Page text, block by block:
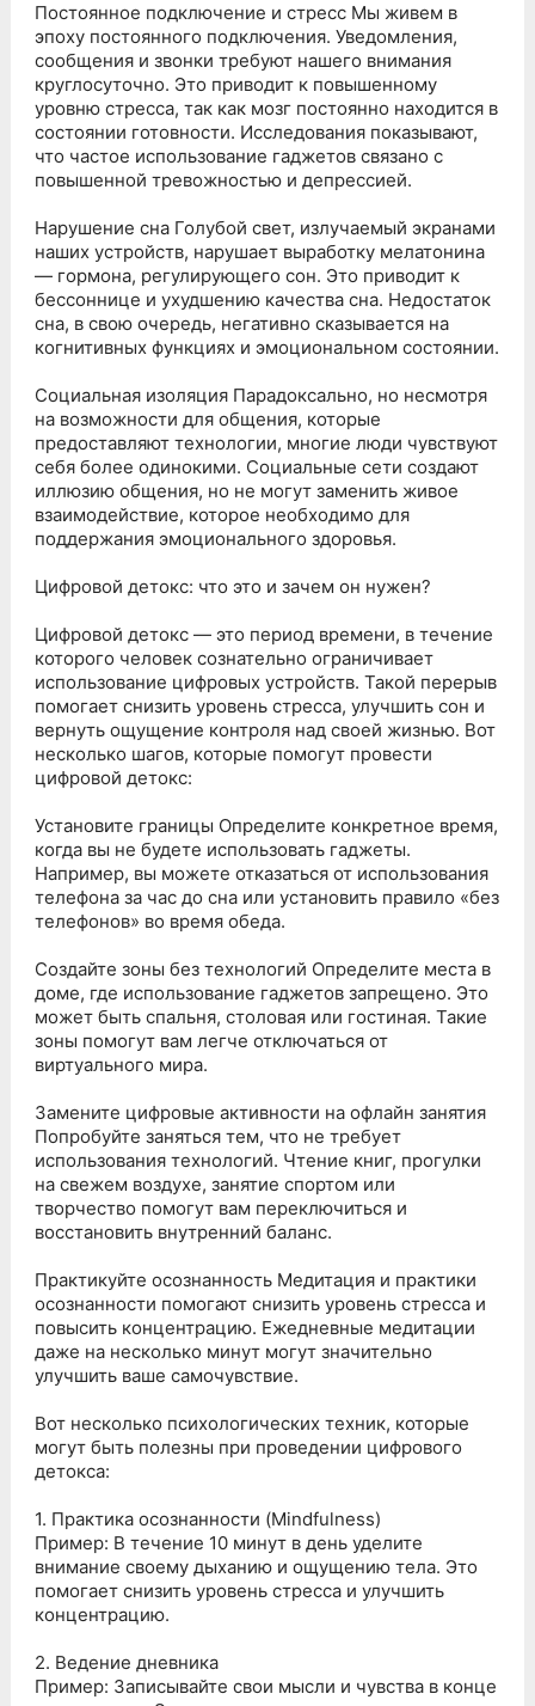
Постоянное подключение и стресс Мы живем в
эпоху постоянного подключения. Уведомления,
сообщения и звонки требуют нашего внимания
круглосуточно. Это приводит к повышенному
уровню стресса, так как мозг постоянно находится в
состоянии готовности. Исследования показывают,
что частое использование гаджетов связано с
повышенной тревожностью и депрессией.
Нарушение сна Голубой свет, излучаемый экранами
наших устройств, нарушает выработку мелатонина
— гормона, регулирующего сон. Это приводит к
бессоннице и ухудшению качества сна. Недостаток
сна, в свою очередь, негативно сказывается на
когнитивных функциях и эмоциональном состоянии.
Социальная изоляция Парадоксально, но несмотря
на возможности для общения, которые
предоставляют технологии, многие люди чувствуют
себя более одинокими. Социальные сети создают
иллюзию общения, но не могут заменить живое
взаимодействие, которое необходимо для
поддержания эмоционального здоровья.
Цифровой детокс: что это и зачем он нужен?
Цифровой детокс — это период времени, в течение
которого человек сознательно ограничивает
использование цифровых устройств. Такой перерыв
помогает снизить уровень стресса, улучшить сон и
вернуть ощущение контроля над своей жизнью. Вот
несколько шагов, которые помогут провести
цифровой детокс:
Установите границы Определите конкретное время,
когда вы не будете использовать гаджеты.
Например, вы можете отказаться от использования
телефона за час до сна или установить правило «без
телефонов» во время обеда.
Создайте зоны без технологий Определите места в
доме, где использование гаджетов запрещено. Это
может быть спальня, столовая или гостиная. Такие
зоны помогут вам легче отключаться от
виртуального мира.
Замените цифровые активности на офлайн занятия
Попробуйте заняться тем, что не требует
использования технологий. Чтение книг, прогулки
на свежем воздухе, занятие спортом или
творчество помогут вам переключиться и
восстановить внутренний баланс.
Практикуйте осознанность Медитация и практики
осознанности помогают снизить уровень стресса и
повысить концентрацию. Ежедневные медитации
даже на несколько минут могут значительно
улучшить ваше самочувствие.
Вот несколько психологических техник, которые
могут быть полезны при проведении цифрового
детокса:
1. Практика осознанности (Mindfulness)
Пример: В течение 10 минут в день уделите
внимание своему дыханию и ощущению тела. Это
помогает снизить уровень стресса и улучшить
концентрацию.
2. Ведение дневника
Пример: Записывайте свои мысли и чувства в конце